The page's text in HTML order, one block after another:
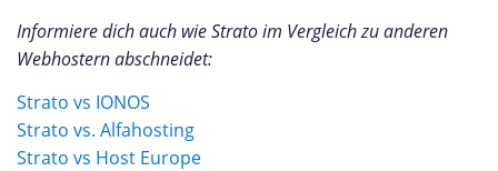
Informiere dich auch wie Strato im Vergleich zu anderen
Webhostern abschneidet:
Strato vs IONOS
Strato vs. Alfahosting
Strato vs Host Europe